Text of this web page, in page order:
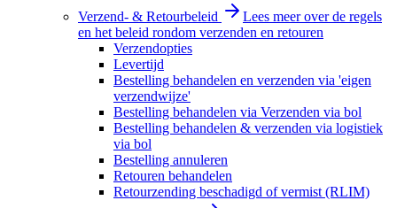
Verzend- & Retourbeleid
Lees meer over de regels
en het beleid rondom verzenden en retouren
Verzendopties
Levertijd
Bestelling behandelen en verzenden via 'eigen
verzendwijze'
Bestelling behandelen via Verzenden via bol
Bestelling behandelen & verzenden via logistiek
via bol
Bestelling annuleren
Retouren behandelen
Retourzending beschadigd of vermist (RLIM)